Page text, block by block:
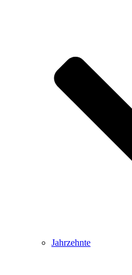
Jahrzehnte